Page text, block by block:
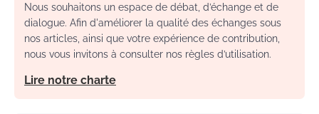
Nous souhaitons un espace de débat, d’échange et de
dialogue. Afin d'améliorer la qualité des échanges sous
nos articles, ainsi que votre expérience de contribution,
nous vous invitons à consulter nos règles d’utilisation.
Lire notre charte